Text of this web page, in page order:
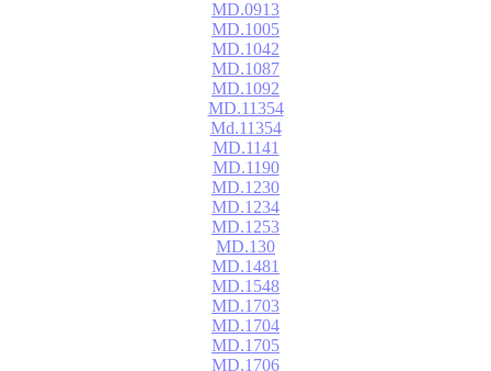
MD.0913
MD.1005
MD.1042
MD.1087
MD.1092
MD.11354
Md.11354
MD.1141
MD.1190
MD.1230
MD.1234
MD.1253
MD.130
MD.1481
MD.1548
MD.1703
MD.1704
MD.1705
MD.1706